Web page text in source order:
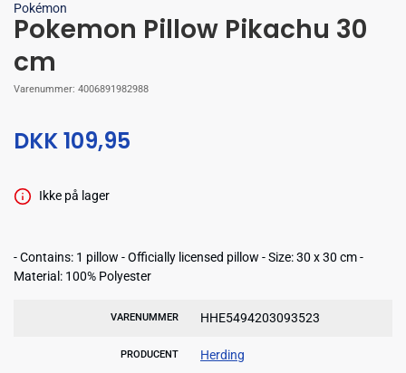
Pokémon
Pokemon Pillow Pikachu 30
cm
Varenummer: 4006891982988
DKK 109,95
Ikke på lager
- Contains: 1 pillow - Officially licensed pillow - Size: 30 x 30 cm -
Material: 100% Polyester
VARENUMMER HHE5494203093523
PRODUCENT Herding